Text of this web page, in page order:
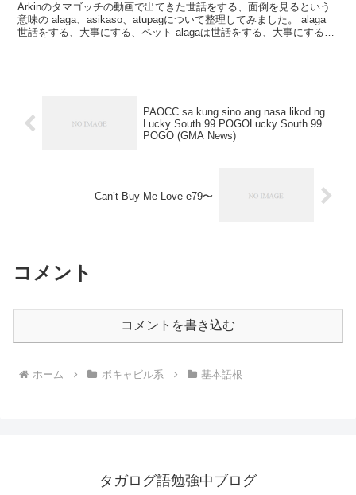
Arkinのタマゴッチの動画で出てきた世話をする、面倒を見るという
意味の alaga、asikaso、atupagについて整理してみました。 alaga
世話をする、大事にする、ペット alagaは世話をする、大事にする、
PAOCC sa kung sino ang nasa likod ng
Lucky South 99 POGOLucky South 99
POGO (GMA News)
Can’t Buy Me Love e79〜
コメント
コメントを書き込む
ホーム ボキャビル系 基本語根
タガログ語勉強中ブログ